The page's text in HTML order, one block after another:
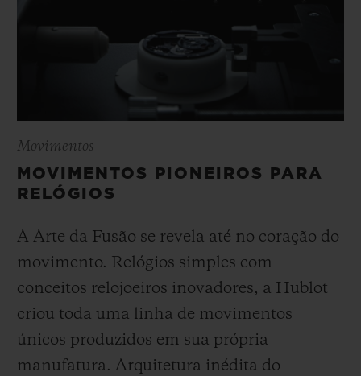
Movimentos
MOVIMENTOS PIONEIROS PARA
RELÓGIOS
A Arte da Fusão se revela até no coração do
movimento. Relógios simples com
conceitos relojoeiros inovadores, a Hublot
criou toda uma linha de movimentos
únicos produzidos em sua própria
manufatura. Arquitetura inédita do